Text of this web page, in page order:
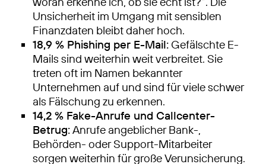
Unsicherheit im Umgang mit sensiblen
Finanzdaten bleibt daher hoch.
18,9 % Phishing per E-Mail: Gefälschte E-
Mails sind weiterhin weit verbreitet. Sie
treten oft im Namen bekannter
Unternehmen auf und sind für viele schwer
als Fälschung zu erkennen.
14,2 % Fake-Anrufe und Callcenter-
Betrug:Anrufe angeblicher Bank-,
Behörden- oder Support-Mitarbeiter
sorgen weiterhin für große Verunsicherung.